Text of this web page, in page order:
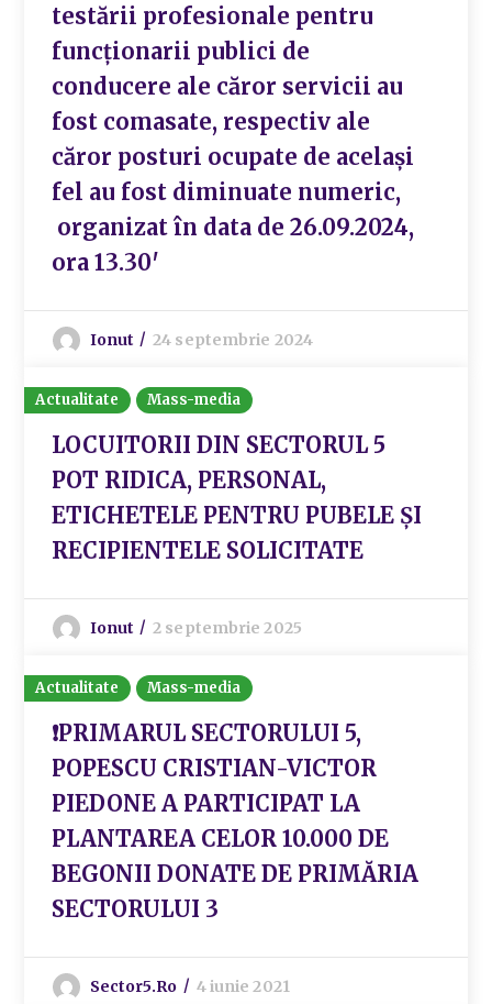
testării profesionale pentru
funcționarii publici de
conducere ale căror servicii au
fost comasate, respectiv ale
căror posturi ocupate de același
fel au fost diminuate numeric,
organizat în data de 26.09.2024,
ora 13.30′
Ionut 24 septembrie 2024
Actualitate Mass-media
LOCUITORII DIN SECTORUL 5
POT RIDICA, PERSONAL,
ETICHETELE PENTRU PUBELE ȘI
RECIPIENTELE SOLICITATE
Ionut 2 septembrie 2025
Actualitate Mass-media
❗️PRIMARUL SECTORULUI 5,
POPESCU CRISTIAN-VICTOR
PIEDONE A PARTICIPAT LA
PLANTAREA CELOR 10.000 DE
BEGONII DONATE DE PRIMĂRIA
SECTORULUI 3
Sector5.ro 4 iunie 2021